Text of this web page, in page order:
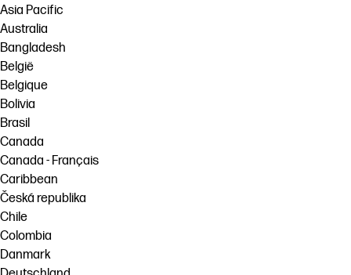
Asia Pacific
Australia
Bangladesh
België
Belgique
Bolivia
Brasil
Canada
Canada - Français
Caribbean
Česká republika
Chile
Colombia
Danmark